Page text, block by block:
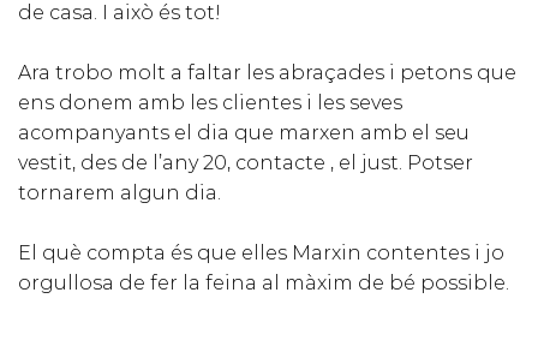
de casa. I això és tot!
Ara trobo molt a faltar les abraçades i petons que
ens donem amb les clientes i les seves
acompanyants el dia que marxen amb el seu
vestit, des de l’any 20, contacte , el just. Potser
tornarem algun dia.
El què compta és que elles Marxin contentes i jo
orgullosa de fer la feina al màxim de bé possible.